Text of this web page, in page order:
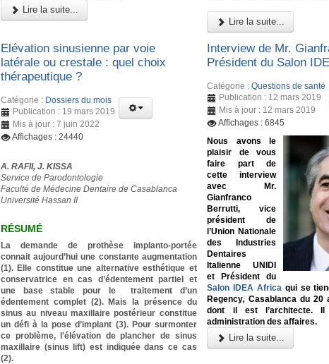
Lire la suite...
Lire la suite...
Elévation sinusienne par voie
latérale ou crestale : quel choix
thérapeutique ?
Catégorie : Dossiers du mois
Publication : 19 mars 2019
Mis à jour : 7 juin 2022
Affichages : 24440
A. RAFII, J. KISSA
Service de Parodontologie
Faculté de Médecine Dentaire de Casablanca
Université Hassan II
RÉSUMÉ
La demande de prothèse implanto-portée
connait aujourd’hui une constante augmentation
(1). Elle constitue une alternative esthétique et
conservatrice en cas d’édentement partiel et
une base stable pour le traitement d’un
édentement complet (2). Mais la présence du
sinus au niveau maxillaire postérieur constitue
un défi à la pose d’implant (3). Pour surmonter
ce problème, l'élévation de plancher de sinus
maxillaire (sinus lift) est indiquée dans ce cas
(2).
Interview de Mr.
Président du Salon
Catégorie :Questions de santé
Publication : 12 mars 2019
Mis à jour : 12 mars 2019
Affichages : 6845
Nous avons le
plaisir de vous
faire part de
cette interview
avec Mr.
Gianfranco
Berrutti, vice
président de
l’Union Nationale
des Industries
Dentaires
Italienne UNIDI
et Président du
Salon IDEA Africaqui se
Regency, Casablanca du
dont il est l’architecte.
administration des affaires.
Lire la suite...